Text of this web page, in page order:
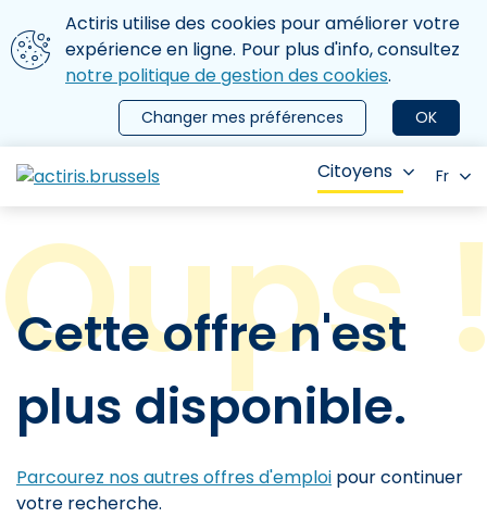
Aller au contenu principal
Nous utilisons des cookies
Actiris utilise des cookies pour améliorer votre
expérience en ligne. Pour plus d'info, consultez
notre politique de gestion des cookies.
OK
Changer mes préférences
le menu
Citoyens Fr
Cette offre n'est
plus disponible.
Parcourez nos autres offres d'emploi pour continuer
votre recherche.